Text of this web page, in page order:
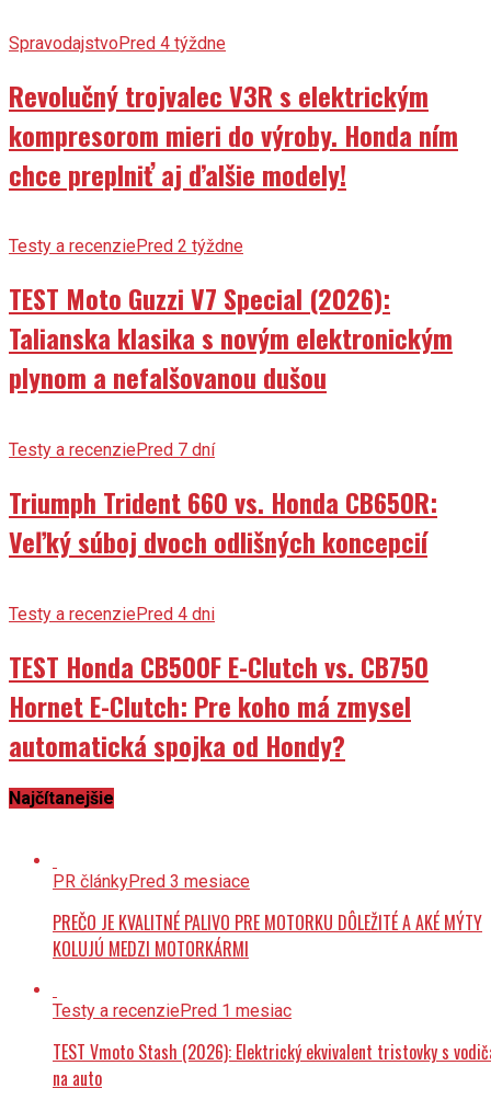
SpravodajstvoPred 4 týždne
Revolučný trojvalec V3R s elektrickým
kompresorom mieri do výroby. Honda ním
chce preplniť aj ďalšie modely!
Testy a recenziePred 2 týždne
TEST Moto Guzzi V7 Special (2026):
Talianska klasika s novým elektronickým
plynom a nefalšovanou dušou
Testy a recenziePred 7 dní
Triumph Trident 660 vs. Honda CB650R:
Veľký súboj dvoch odlišných koncepcií
Testy a recenziePred 4 dni
TEST Honda CB500F E-Clutch vs. CB750
Hornet E-Clutch: Pre koho má zmysel
automatická spojka od Hondy?
Najčítanejšie
PR článkyPred 3 mesiace
PREČO JE KVALITNÉ PALIVO PRE MOTORKU DÔLEŽITÉ A AKÉ MÝTY
KOLUJÚ MEDZI MOTORKÁRMI
Testy a recenziePred 1 mesiac
TEST Vmoto Stash (2026): Elektrický ekvivalent tristovky s
na auto